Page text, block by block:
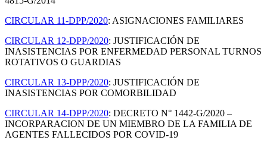
CIRCULAR 11-DPP/2020: ASIGNACIONES FAMILIARES
CIRCULAR 12-DPP/2020: JUSTIFICACIÓN DE
INASISTENCIAS POR ENFERMEDAD PERSONAL TURNOS
ROTATIVOS O GUARDIAS
CIRCULAR 13-DPP/2020: JUSTIFICACIÓN DE
INASISTENCIAS POR COMORBILIDAD
CIRCULAR 14-DPP/2020: DECRETO N° 1442-G/2020 –
INCORPARACION DE UN MIEMBRO DE LA FAMILIA DE
AGENTES FALLECIDOS POR COVID-19